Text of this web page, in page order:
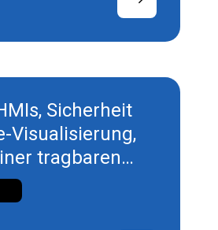
Sicherheit
Visualisierung,
tragbaren